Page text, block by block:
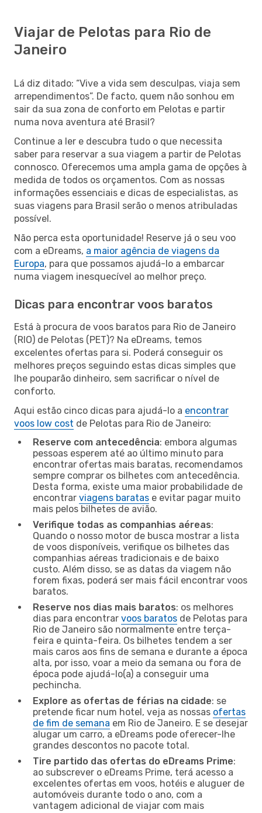
Viajar de Pelotas para Rio de
Janeiro
Lá diz ditado: “Vive a vida sem desculpas, viaja sem
arrependimentos”. De facto, quem não sonhou em
sair da sua zona de conforto em Pelotas e partir
numa nova aventura até Brasil?
Continue a ler e descubra tudo o que necessita
saber para reservar a sua viagem a partir de Pelotas
connosco. Oferecemos uma ampla gama de opções à
medida de todos os orçamentos. Com as nossas
informações essenciais e dicas de especialistas, as
suas viagens para Brasil serão o menos atribuladas
possível.
Não perca esta oportunidade! Reserve já o seu voo
com a eDreams, a maior agência de viagens da
Europa, para que possamos ajudá-lo a embarcar
numa viagem inesquecível ao melhor preço.
Dicas para encontrar voos baratos
Está à procura de voos baratos para Rio de Janeiro
(RIO) de Pelotas (PET)? Na eDreams, temos
excelentes ofertas para si. Poderá conseguir os
melhores preços seguindo estas dicas simples que
lhe pouparão dinheiro, sem sacrificar o nível de
conforto.
Aqui estão cinco dicas para ajudá-lo a encontrar
voos low cost de Pelotas para Rio de Janeiro:
Reserve com antecedência: embora algumas
pessoas esperem até ao último minuto para
encontrar ofertas mais baratas, recomendamos
sempre comprar os bilhetes com antecedência.
Desta forma, existe uma maior probabilidade de
encontrar viagens baratas e evitar pagar muito
mais pelos bilhetes de avião.
Verifique todas as companhias aéreas:
Quando o nosso motor de busca mostrar a lista
de voos disponíveis, verifique os bilhetes das
companhias aéreas tradicionais e de baixo
custo. Além disso, se as datas da viagem não
forem fixas, poderá ser mais fácil encontrar voos
baratos.
Reserve nos dias mais baratos: os melhores
dias para encontrar voos baratos de Pelotas para
Rio de Janeiro são normalmente entre terça-
feira e quinta-feira. Os bilhetes tendem a ser
mais caros aos fins de semana e durante a época
alta, por isso, voar a meio da semana ou fora de
época pode ajudá-lo(a) a conseguir uma
pechincha.
Explore as ofertas de férias na cidade: se
pretende ficar num hotel, veja as nossas ofertas
de fim de semana em Rio de Janeiro. E se desejar
alugar um carro, a eDreams pode oferecer-lhe
grandes descontos no pacote total.
Tire partido das ofertas do eDreams Prime:
ao subscrever o eDreams Prime, terá acesso a
excelentes ofertas em voos, hotéis e aluguer de
automóveis durante todo o ano, com a
vantagem adicional de viajar com mais